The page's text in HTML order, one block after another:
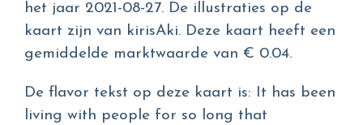
het jaar 2021-08-27. De illustraties op de
kaart zijn van kirisAki. Deze kaart heeft een
gemiddelde marktwaarde van € 0.04.
De flavor tekst op deze kaart is: It has been
living with people for so long that